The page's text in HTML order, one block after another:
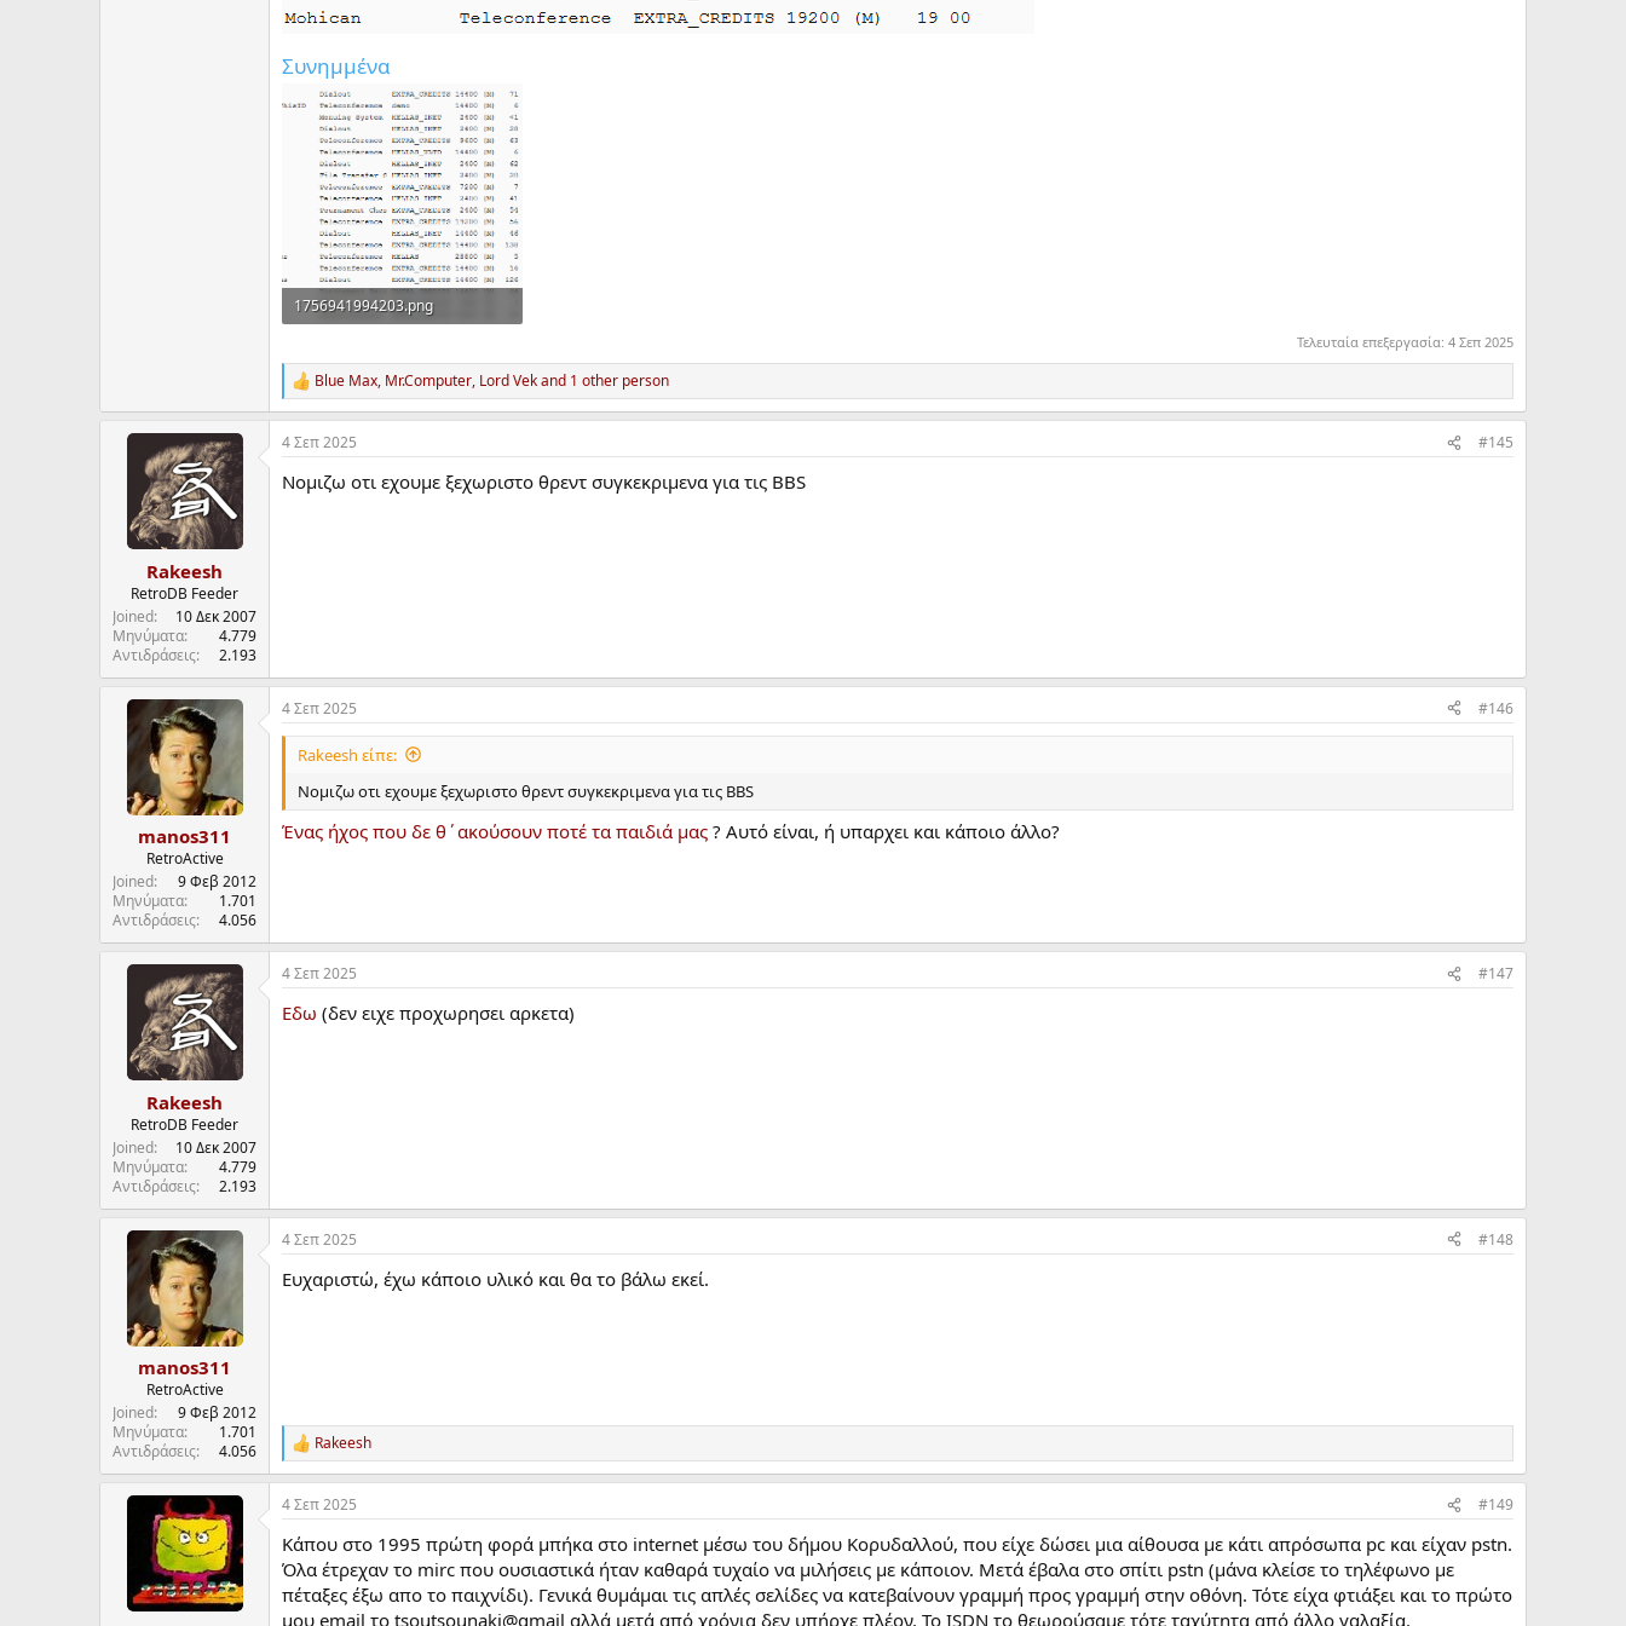
Συνημμένα
1756941994203.png
Τελευταία επεξεργασία: 4 Σεπ 2025
R
e
a
c
i
Blue Max, Mr.Computer, Lord Vekand 1 other person
Rakeesh
RetroDB Feeder
Joined
10 Δεκ 2007
Μηνύματα
4.779
Αντιδράσεις
2.193
4 Σεπ 2025 #145
Νομιζω οτι εχουμε ξεχωριστο θρεντ συγκεκριμενα για τις BBS
manos311
RetroActive
Joined
9 Φεβ 2012
Μηνύματα
1.701
Αντιδράσεις
4.056
4 Σεπ 2025 #146
Rakeesh είπε:
Νομιζω οτι εχουμε ξεχωριστο θρεντ συγκεκριμενα για τις BBS
Ένας ήχος που δε θ΄ακούσουν ποτέ τα παιδιά μας ? Αυτό είναι, ή υπαρχει και κάποιο άλλο?
Rakeesh
RetroDB Feeder
Joined
10 Δεκ 2007
Μηνύματα
4.779
Αντιδράσεις
2.193
4 Σεπ 2025 #147
Εδω (δεν ειχε προχωρησει αρκετα)
manos311
RetroActive
Joined
9 Φεβ 2012
Μηνύματα
1.701
Αντιδράσεις
4.056
4 Σεπ 2025 #148
Ευχαριστώ, έχω κάποιο υλικό και θα το βάλω εκεί.
R
e
a
c
i
o
n
s
Rakeesh
4 Σεπ 2025 #149
Κάπου στο 1995 πρώτη φορά μπήκα στο internet μέσω του δήμου Κορυδαλλού, που είχε δώσει μια αίθουσα με κάτι απρόσωπα pc και είχαν pstn.
Όλα έτρεχαν το mirc που ουσιαστικά ήταν καθαρά τυχαίο να μιλήσεις με κάποιον. Μετά έβαλα στο σπίτι pstn (μάνα κλείσε το τηλέφωνο με
πέταξες έξω απο το παιχνίδι). Γενικά θυμάμαι τις απλές σελίδες να κατεβαίνουν γραμμή προς γραμμή στην οθόνη. Τότε είχα φτιάξει και το πρώτο
μου email το tsoutsounaki@gmail αλλά μετά από χρόνια δεν υπήρχε πλέον. Το ISDN το θεωρούσαμε τότε ταχύτητα από άλλο γαλαξία.